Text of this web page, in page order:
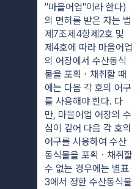
"마을어업"이라 한다)
의 면허를 받은 자는 법
제7조제4항제2호 및
제4호에 따라 마을어업
의 어장에서 수산동식
물을 포획ㆍ채취할 때
에는 다음 각 호의 어구
를 사용해야 한다. 다
만, 마을어업 어장의 수
심이 깊어 다음 각 호의
어구를 사용하여 수산
동식물을 포획ㆍ채취할
수 없는 경우에는 별표
3에서 정한 수산동식물